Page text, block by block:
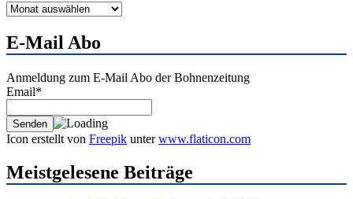
Monats-
E-Mail Abo
Anmeldung zum E-Mail Abo der Bohnenzeitung
Email*
Icon erstellt von Freepik unterwww.flaticon.com
Meistgelesene Beiträge